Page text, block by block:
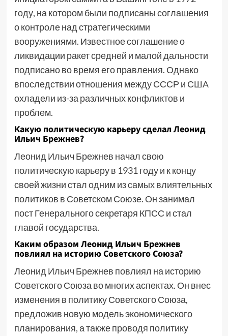
году, на котором были подписаны соглашения
о контроле над стратегическими
вооружениями. Известное соглашение о
ликвидации ракет средней и малой дальности
подписано во время его правления. Однако
впоследствии отношения между СССР и США
охладели из-за различных конфликтов и
проблем.
Какую политическую карьеру сделал Леонид
Ильич Брежнев?
Леонид Ильич Брежнев начал свою
политическую карьеру в 1931 году и к концу
своей жизни стал одним из самых влиятельных
политиков в Советском Союзе. Он занимал
пост Генерального секретаря КПСС и стал
главой государства.
Каким образом Леонид Ильич Брежнев
повлиял на историю Советского Союза?
Леонид Ильич Брежнев повлиял на историю
Советского Союза во многих аспектах. Он внес
изменения в политику Советского Союза,
предложив новую модель экономического
планирования, а также проводя политику